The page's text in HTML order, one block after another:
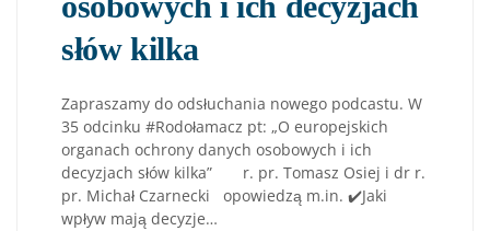
słów kilka
Zapraszamy do odsłuchania nowego podcastu. W
35 odcinku #Rodołamacz pt: „O europejskich
organach ochrony danych osobowych i ich
decyzjach słów kilka” r. pr. Tomasz Osiej i dr r.
pr. Michał Czarnecki opowiedzą m.in. ✔️Jaki
wpływ mają decyzje…